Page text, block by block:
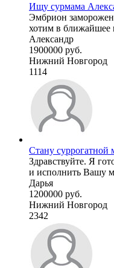
Ищу сурмама
Эмбрион
хотим в ближайшее
Александр
1900000 руб.
Нижний Новгород
1114
Стану суррогатной
Здравствуйте. Я
и исполнить Вашу
Дарья
1200000 руб.
Нижний Новгород
2342